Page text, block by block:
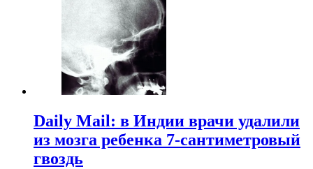
Daily Mail: в Индии врачи удалили
из мозга ребенка 7-сантиметровый
гвоздь